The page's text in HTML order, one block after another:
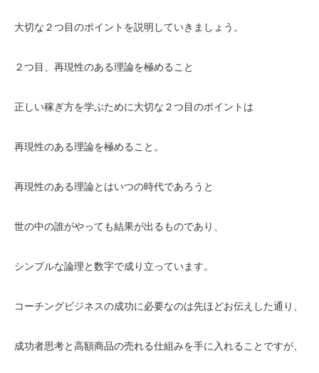
大切な２つ目のポイントを説明していきましょう。
２つ目、再現性のある理論を極めること
正しい稼ぎ方を学ぶために大切な２つ目のポイントは
再現性のある理論を極めること。
再現性のある理論とはいつの時代であろうと
世の中の誰がやっても結果が出るものであり、
シンプルな論理と数字で成り立っています。
コーチングビジネスの成功に必要なのは先ほどお伝えした通り、
成功者思考と高額商品の売れる仕組みを手に入れることですが、